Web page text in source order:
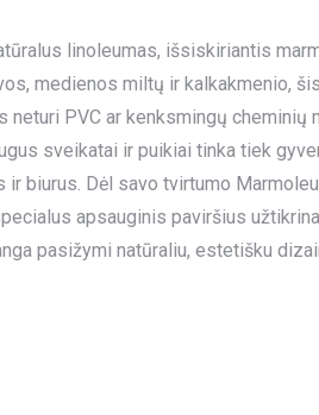
linoleumas, išsiskiriantis
medienos miltų ir kalkakmenio,
PVC ar kenksmingų cheminių
sveikatai ir puikiai tinka tiek
biurus. Dėl savo tvirtumo
apsauginis paviršius
pasižymi natūraliu, estetišku